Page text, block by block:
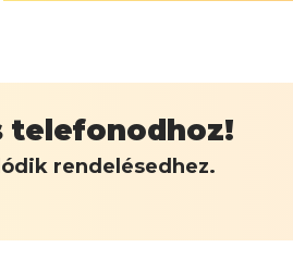
telefonodhoz!
rendelésedhez.